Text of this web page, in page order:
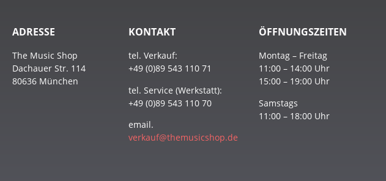
ADRESSE
The Music Shop
Dachauer Str. 114
80636 München
KONTAKT
tel. Verkauf:
+49 (0)89 543 110 71
tel. Service (Werkstatt):
+49 (0)89 543 110 70
email.
verkauf@themusicshop.de
ÖFFNUNGSZEITEN
Montag – Freitag
11:00 – 14:00 Uhr
15:00 – 19:00 Uhr
Samstags
11:00 – 18:00 Uhr